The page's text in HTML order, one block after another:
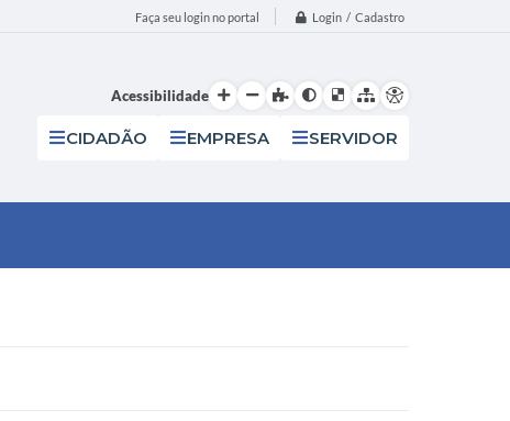
Faça seu login no portal Login / Cadastro
Acessibilidade
CIDADÃO EMPRESA SERVIDOR